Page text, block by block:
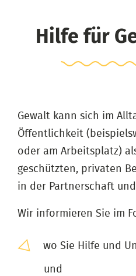
Hilfe für
Gewalt kann sich im
Öffentlichkeit
oder am Arbeitsplatz)
geschützten, privaten
in der Partnerschaft
Wir informieren Sie im
wo Sie Hilfe und
und